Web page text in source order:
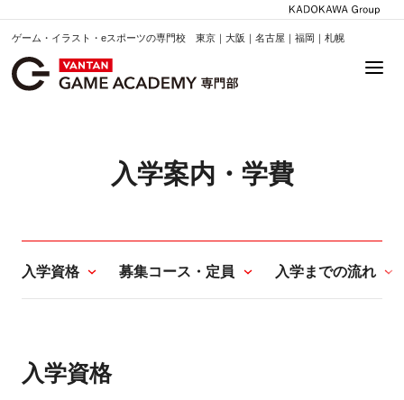
ゲーム・イラスト・eスポーツの専門校 東京｜大阪｜名古屋｜福岡｜札幌
入学案内・学費
入学資格 募集コース・定員 入学までの流れ
入学資格